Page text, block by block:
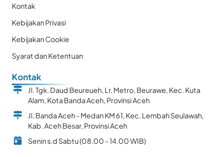
Kontak
Kebijakan Privasi
Kebijakan Cookie
Syarat dan Ketentuan
Kontak
Jl. Tgk. Daud Beureueh, Lr. Metro, Beurawe, Kec. Kuta
Alam, Kota Banda Aceh, Provinsi Aceh
Jl. Banda Aceh - Medan KM 61, Kec. Lembah Seulawah,
Kab. Aceh Besar, Provinsi Aceh
Senin s.d Sabtu (08.00 - 14.00 WIB)